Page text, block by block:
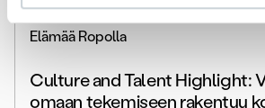
Elämää Ropolla
Culture and Talent Highlight:
omaan tekemiseen rakentuu